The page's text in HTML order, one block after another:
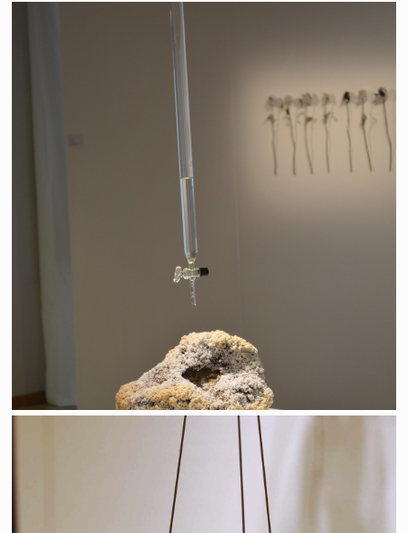
D'instant en instant